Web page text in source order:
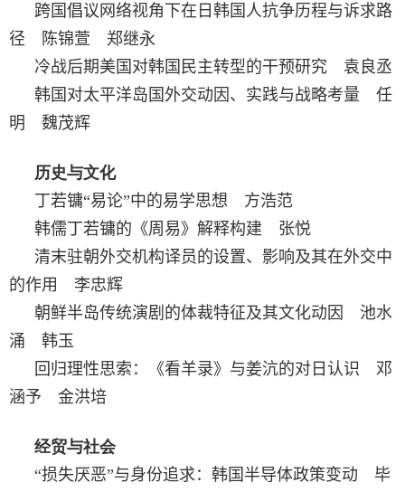
跨国倡议网络视角下在日韩国人抗争历程与诉求路
径 陈锦萱 郑继永
冷战后期美国对韩国民主转型的干预研究 袁良丞
韩国对太平洋岛国外交动因、实践与战略考量 任
明 魏茂辉
历史与文化
丁若镛“易论”中的易学思想 方浩范
韩儒丁若镛的《周易》解释构建 张悦
清末驻朝外交机构译员的设置、影响及其在外交中
的作用 李忠辉
朝鲜半岛传统演剧的体裁特征及其文化动因 池水
涌 韩玉
回归理性思索：《看羊录》与姜沆的对日认识 邓
涵予 金洪培
经贸与社会
“损失厌恶”与身份追求：韩国半导体政策变动 毕